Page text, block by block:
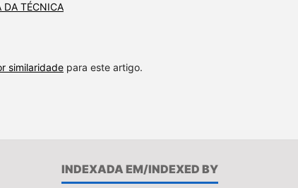
TÉCNICA
similaridade para este artigo.
INDEXADA EM/INDEXED BY